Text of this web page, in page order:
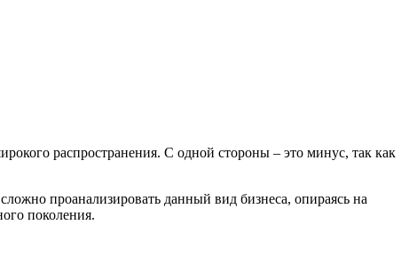
распространения. С одной стороны – это минус, так как
проанализировать данный вид бизнеса, опираясь на
поколения.